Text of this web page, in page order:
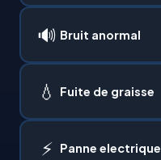
🔊 Bruit anormal
💧 Fuite de graisse
⚡ Panne electrique